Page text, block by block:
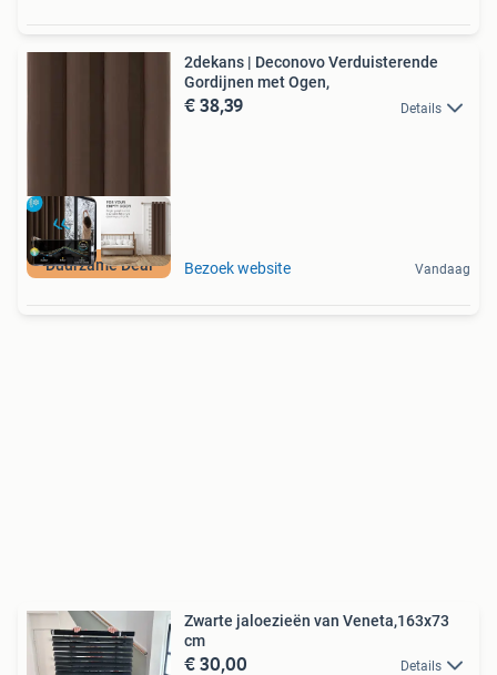
Duurzame Deal
2dekans | Deconovo Verduisterende
Gordijnen met Ogen,
€ 38,39 Details
Bezoek website Vandaag
Zwarte jaloezieën van Veneta,163x73
cm
€ 30,00 Details